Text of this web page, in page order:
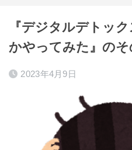
『デジタルデトッ
かやってみた』のそ
2023年4月9日